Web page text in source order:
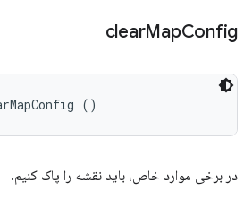
clearMapConfig
()
در برخی موارد خاص، باید نقشه را پاک کنیم.